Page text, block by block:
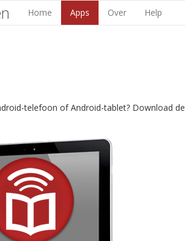
Home Apps Over Help
telefoon of Android-tablet? Download de